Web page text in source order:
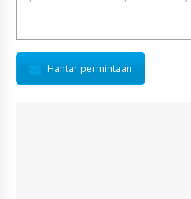
Hantar permintaan